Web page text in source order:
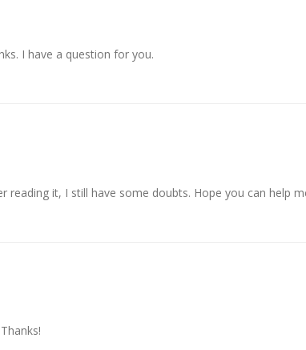
I have a question for you.
it, I still have some doubts. Hope you can help